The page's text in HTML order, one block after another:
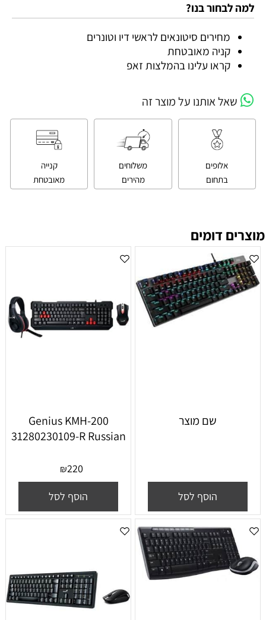
למה לבחור בנו?
מחירים סיטונאים לראשי דיו וטונרים
קניה מאובטחת
קראו עלינו בהמלצות זאפ
שאל אותנו על מוצר זה
אלופים
בתחום
משלוחים
מהירים
קנייה
מאובטחת
מוצרים דומים
שם מוצר
הוסף לסל
Genius KMH-200
31280230109-R Russian
₪220
הוסף לסל